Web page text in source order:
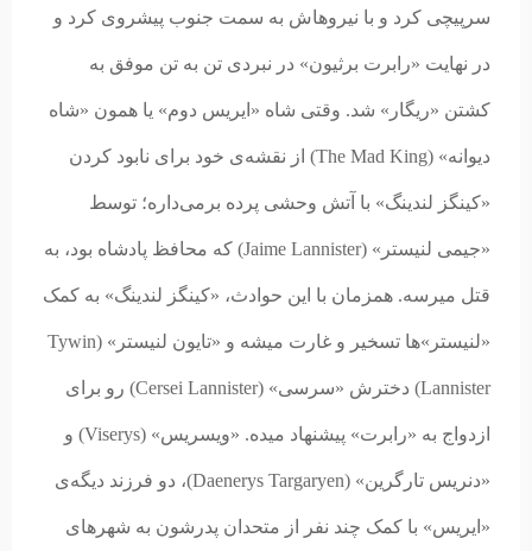
سرپیچی کرد و با نیروهاش به سمت جنوب پیشروی کرد و
در نهایت «رابرت برثیون» در نبردی تن به تن موفق به
کشتن «ریگار» شد. وقتی شاه «ایریس دوم» یا همون «شاه
دیوانه» (The Mad King) از نقشه‌ی خود برای نابود کردن
«کینگز لندینگ» با آتش وحشی پرده برمی‌داره؛ توسط
«جیمی لنیستر» (Jaime Lannister) که محافظ پادشاه بود، به
قتل میرسه. همزمان با این حوادث، «کینگز لندینگ» به کمک
«لنیستر»ها تسخیر و غارت میشه و «تایون لنیستر» (Tywin
Lannister) دخترش «سرسی» (Cersei Lannister) رو برای
ازدواج به «رابرت» پیشنهاد میده. «ویسریس» (Viserys) و
«دنریس تارگرین» (Daenerys Targaryen)، دو فرزند دیگه‌ی
«ایریس» با کمک چند نفر از متحدان پدرشون به شهرهای